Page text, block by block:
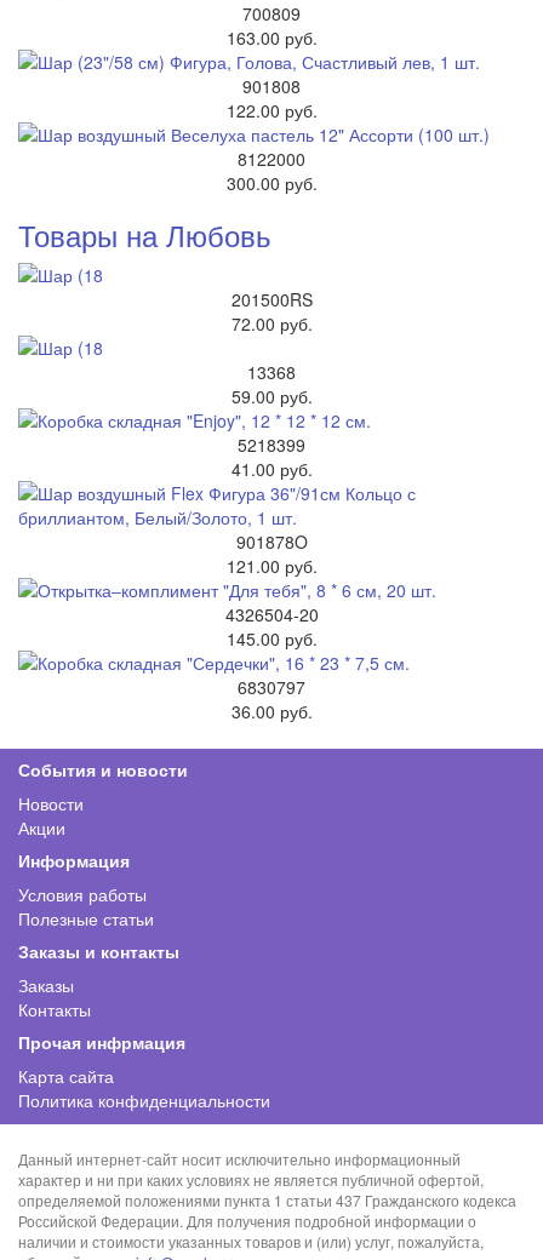
700809
163.00 руб.
901808
122.00 руб.
8122000
300.00 руб.
Товары на Любовь
201500RS
72.00 руб.
13368
59.00 руб.
5218399
41.00 руб.
901878O
121.00 руб.
4326504-20
145.00 руб.
6830797
36.00 руб.
События и новости
Новости
Акции
Информация
Условия работы
Полезные статьи
Заказы и контакты
Заказы
Контакты
Прочая инфрмация
Карта сайта
Политика конфиденциальности
Данный интернет-сайт носит исключительно информационный
характер и ни при каких условиях не является публичной офертой,
определяемой положениями пункта 1 статьи 437 Гражданского кодекса
Российской Федерации. Для получения подробной информации о
наличии и стоимости указанных товаров и (или) услуг, пожалуйста,